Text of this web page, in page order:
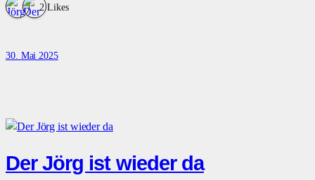
2 Likes
30. Mai 2025
Der Jörg ist wieder da